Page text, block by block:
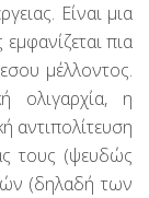
Είναι μια
πια
μέλλοντος.
ολιγαρχία, η
αντιπολίτευση
τους (ψευδώς
(δηλαδή των